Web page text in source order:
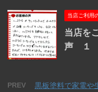
当店ご利用
当店を
声 １
PREV 黒板塗料で家電や